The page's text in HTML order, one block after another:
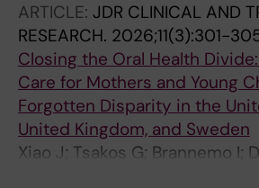
ARTICLE: JDR CLINICAL AND
RESEARCH. 2026;11(3):301-
Closing the Oral Health
Care for Mothers and Young
Forgotten Disparity in the
United Kingdom, and Sweden
Xiao J; Tsakos G; Brannemo I;
Kopycka-Kedzierawski DT;